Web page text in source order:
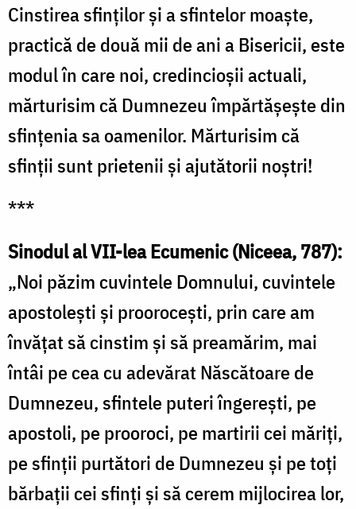
Cinstirea sfinților și a sfintelor moaște,
practică de două mii de ani a Bisericii, este
modul în care noi, credincioșii actuali,
mărturisim că Dumnezeu împărtășește din
sfințenia sa oamenilor. Mărturisim că
sfinții sunt prietenii și ajutătorii noștri!
***
Sinodul al VII-lea Ecumenic (Niceea, 787):
„Noi păzim cuvintele Domnului, cuvintele
apostoleşti şi prooroceşti, prin care am
învăţat să cinstim şi să preamărim, mai
întâi pe cea cu adevărat Născătoare de
Dumnezeu, sfintele puteri îngereşti, pe
apostoli, pe prooroci, pe martirii cei măriţi,
pe sfinţii purtători de Dumnezeu şi pe toţi
bărbaţii cei sfinţi şi să cerem mijlocirea lor,